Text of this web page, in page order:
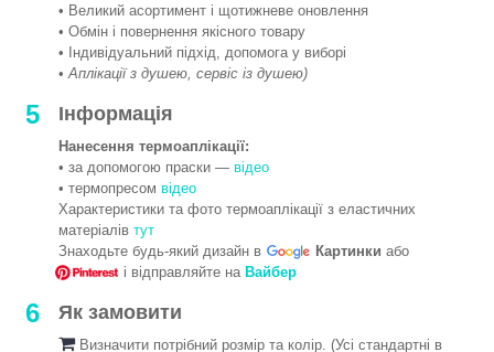
• Великий асортимент і щотижневе оновлення
• Обмін і повернення якісного товару
• Індивідуальний підхід, допомога у виборі
•Аплікації з душею, сервіс із душею)
5 Інформація
Нанесення термоаплікації:
• за допомогою праски — відео
• термопресом відео
Характеристики та фото термоаплікації з еластичних
матеріалів тут
Знаходьте будь-який дизайн в
Картинки або
і відправляйте на Вайбер
6 Як замовити
Визначити потрібний розмір та колір. (Усі стандартні в